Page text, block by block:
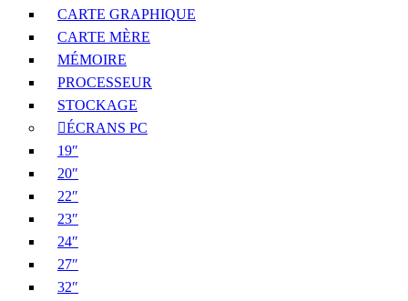
CARTE GRAPHIQUE
CARTE MÈRE
MÉMOIRE
PROCESSEUR
STOCKAGE
ÉCRANS PC
19″
20″
22″
23″
24″
27″
32″